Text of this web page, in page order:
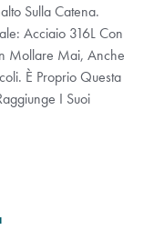
Sulla Catena.
Acciaio 316L Con
Mollare Mai, Anche
È Proprio Questa
I Suoi